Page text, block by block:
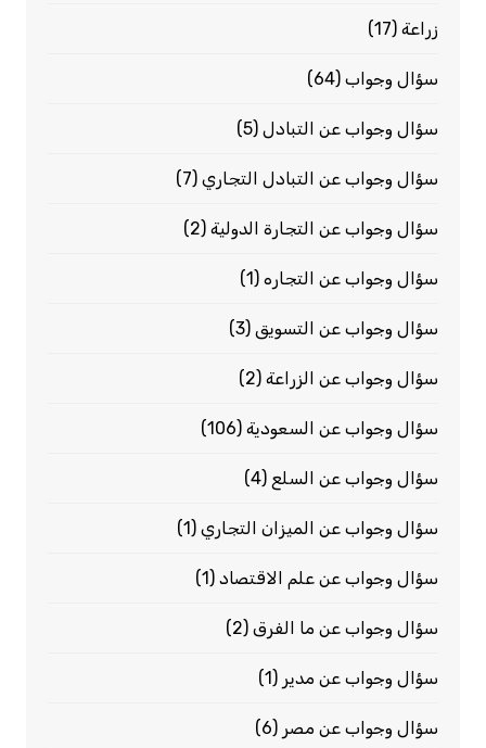
زراعة(17)
سؤال وجواب(64)
سؤال وجواب عن التبادل(5)
سؤال وجواب عن التبادل التجاري(7)
سؤال وجواب عن التجارة الدولية(2)
سؤال وجواب عن التجاره(1)
سؤال وجواب عن التسويق(3)
سؤال وجواب عن الزراعة(2)
سؤال وجواب عن السعودية(106)
سؤال وجواب عن السلع (4)
سؤال وجواب عن الميزان التجاري(1)
سؤال وجواب عن علم الاقتصاد(1)
سؤال وجواب عن ما الفرق(2)
سؤال وجواب عن مدير (1)
سؤال وجواب عن مصر (6)